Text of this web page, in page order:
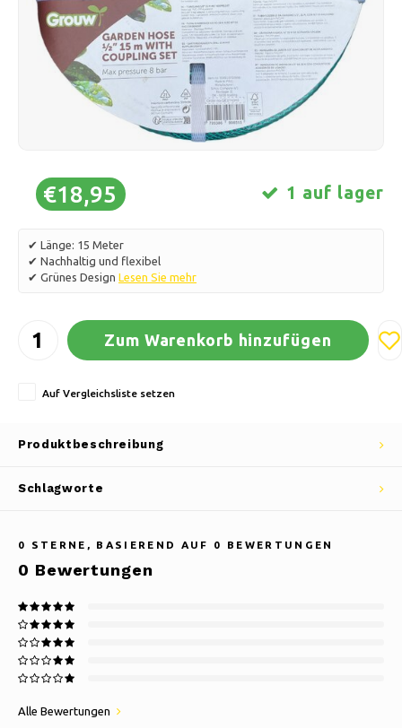
Schlittschuhlaufen
Kissen & Bettwäsche
Lampen & Beleuchtung
Körbe, Töpfe & Vasen
€18,95 1 auf lager
✔ Länge: 15 Meter
✔ Nachhaltig und flexibel
✔ Grünes Design Lesen Sie mehr
Zum Warenkorb hinzufügen
Auf Vergleichsliste setzen
Produktbeschreibung
Schlagworte
0 STERNE, BASIEREND AUF 0 BEWERTUNGEN
0 Bewertungen
Alle Bewertungen